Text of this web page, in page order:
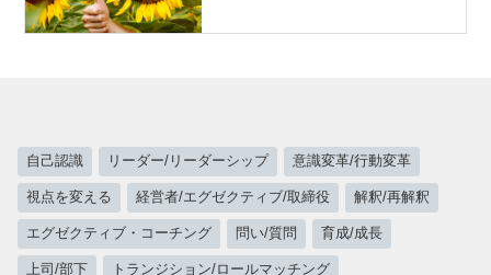
自己認識 リーダー/リーダーシップ 意識変革/行動変革
視点を変える 経営者/エグゼクティブ/取締役 解釈/再解釈
エグゼクティブ・コーチング 問い/質問 育成/成長
上司/部下 トランジション/ロールマッチング